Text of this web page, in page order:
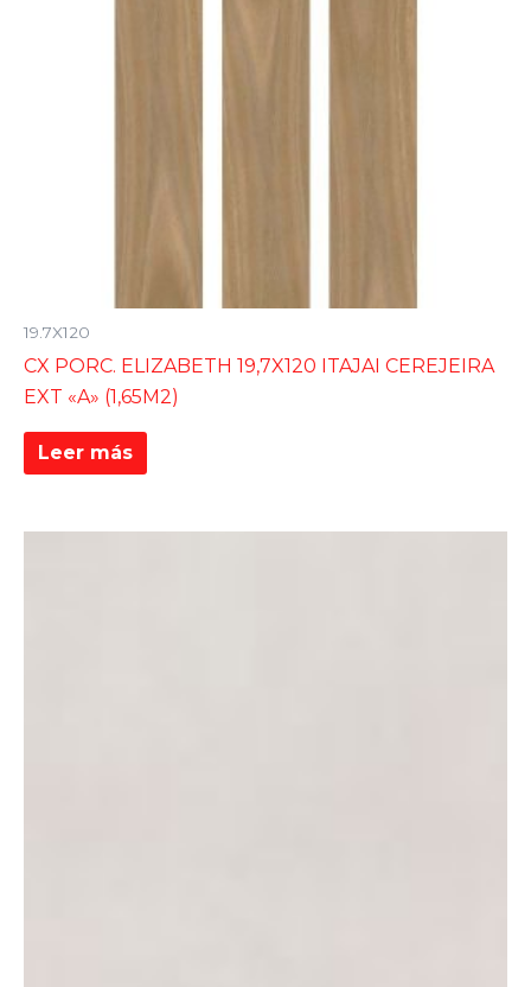
19.7X120
CX PORC. ELIZABETH 19,7X120 ITAJAI CEREJEIRA
EXT «A» (1,65M2)
Leer más